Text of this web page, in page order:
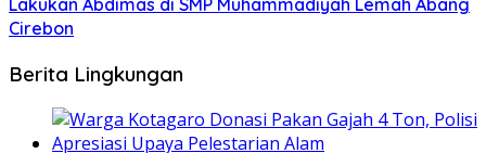
Lakukan Abdimas di SMP Muhammadiyah Lemah Abang
Cirebon
Berita Lingkungan